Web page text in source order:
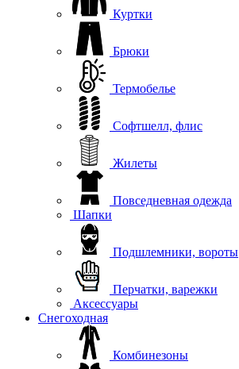
Куртки
Брюки
Термобелье
Софтшелл, флис
Жилеты
Повседневная одежда
Шапки
Подшлемники, вороты
Перчатки, варежки
Аксессуары
Снегоходная
Комбинезоны